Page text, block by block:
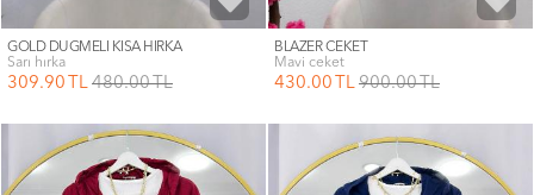
GOLD DÜĞMELİ KISA HIRKA
sarı hırka
309.90 TL 480.00TL
BLAZER CEKET
mavi ceket
430.00 TL 900.00TL